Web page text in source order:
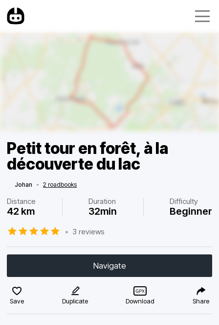
Petit tour en forêt, à la
découverte du lac
Johan • 2 roadbooks
Distance
42 km
Duration
32min
Difficulty
Beginner
• 3 reviews
Navigate
Save Duplicate Download Share